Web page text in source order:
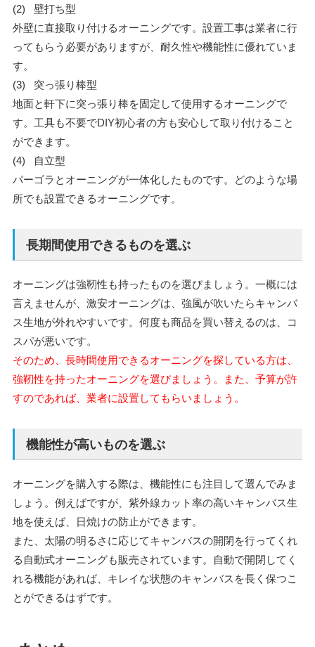
(2) 壁打ち型
外壁に直接取り付けるオーニングです。設置工事は業者に行
ってもらう必要がありますが、耐久性や機能性に優れていま
す。
(3) 突っ張り棒型
地面と軒下に突っ張り棒を固定して使用するオーニングで
す。工具も不要でDIY初心者の方も安心して取り付けること
ができます。
(4) 自立型
パーゴラとオーニングが一体化したものです。どのような場
所でも設置できるオーニングです。
長期間使用できるものを選ぶ
オーニングは強靭性も持ったものを選びましょう。一概には
言えませんが、激安オーニングは、強風が吹いたらキャンバ
ス生地が外れやすいです。何度も商品を買い替えるのは、コ
スパが悪いです。
そのため、長時間使用できるオーニングを探している方は、
強靭性を持ったオーニングを選びましょう。また、予算が許
すのであれば、業者に設置してもらいましょう。
機能性が高いものを選ぶ
オーニングを購入する際は、機能性にも注目して選んでみま
しょう。例えばですが、紫外線カット率の高いキャンバス生
地を使えば、日焼けの防止ができます。
また、太陽の明るさに応じてキャンバスの開閉を行ってくれ
る自動式オーニングも販売されています。自動で開閉してく
れる機能があれば、キレイな状態のキャンバスを長く保つこ
とができるはずです。